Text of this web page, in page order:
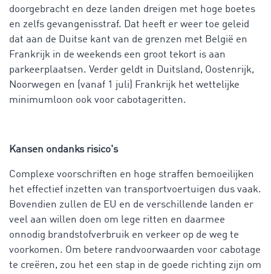
doorgebracht en deze landen dreigen met hoge boetes
en zelfs gevangenisstraf. Dat heeft er weer toe geleid
dat aan de Duitse kant van de grenzen met België en
Frankrijk in de weekends een groot tekort is aan
parkeerplaatsen. Verder geldt in Duitsland, Oostenrijk,
Noorwegen en (vanaf 1 juli) Frankrijk het wettelijke
minimumloon ook voor cabotageritten.
Kansen ondanks risico's
Complexe voorschriften en hoge straffen bemoeilijken
het effectief inzetten van transportvoertuigen dus vaak.
Bovendien zullen de EU en de verschillende landen er
veel aan willen doen om lege ritten en daarmee
onnodig brandstofverbruik en verkeer op de weg te
voorkomen. Om betere randvoorwaarden voor cabotage
te creëren, zou het een stap in de goede richting zijn om